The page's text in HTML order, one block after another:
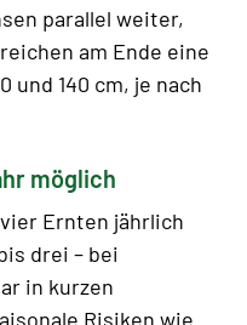
parallel weiter,
am Ende eine
und 140 cm, je nach
möglich
Ernten jährlich
drei – bei
in kurzen
Risiken wie